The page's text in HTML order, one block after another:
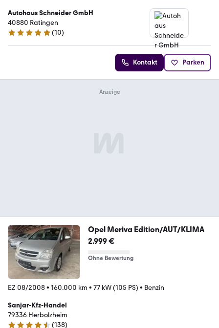
Autohaus Schneider GmbH
40880 Ratingen
5 Sterne
(10)
Kontakt Parken
Opel Meriva Edition/AUT/KLIMA
2.999 €
Ohne Bewertung
EZ 08/2008• 160.000 km • 77 kW (105 PS) • Benzin
Sanjar-Kfz-Handel
79336 Herbolzheim
(138)